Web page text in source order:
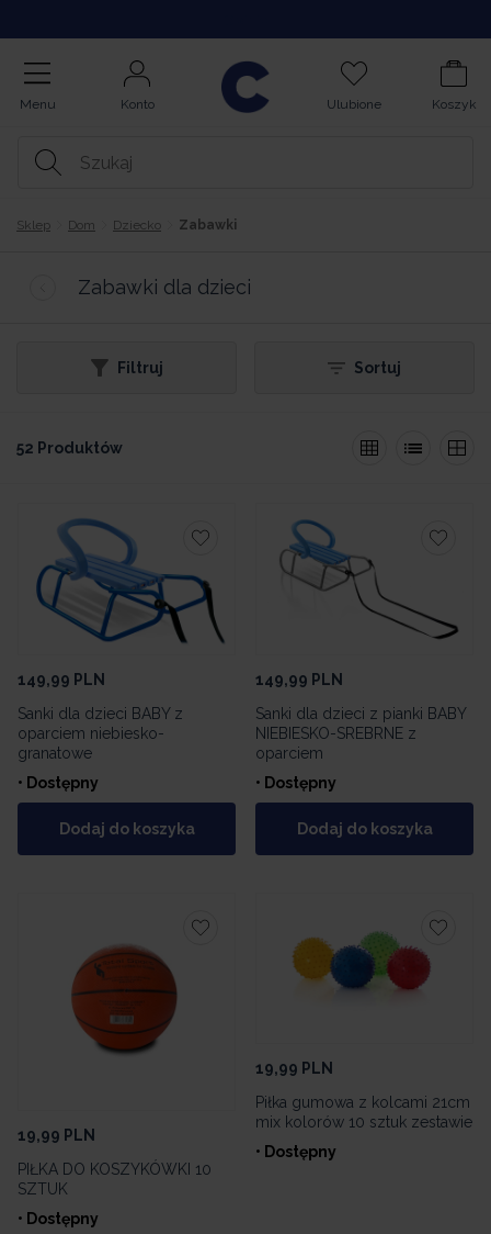
Menu Konto Ulubione Koszyk
Sklep Dom Dziecko Zabawki
Zabawki dla dzieci
Filtruj Sortuj
52 Produktów
149,99 PLN
Sanki dla dzieci BABY z
oparciem niebiesko-
granatowe
• Dostępny
Dodaj do koszyka
149,99 PLN
Sanki dla dzieci z pianki BABY
NIEBIESKO-SREBRNE z
oparciem
• Dostępny
Dodaj do koszyka
19,99 PLN
PIŁKA DO KOSZYKÓWKI 10
SZTUK
• Dostępny
19,99 PLN
Piłka gumowa z kolcami 21cm
mix kolorów 10 sztuk zestawie
• Dostępny